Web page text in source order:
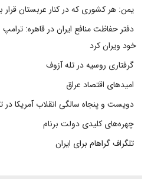
یمن: هر کشوری که در کنار عربستان قرار
دفتر حفاظت منافع ایران در قاهره:
خود ویران کرد
گرفتاری روسیه در تله آزوف
امیدهای اقتصاد عراق
دویست و پنجاه سالگی انقلاب آمریکا در
چهره‌های کلیدی دولت برنام
تلگراف گراهام برای ایران